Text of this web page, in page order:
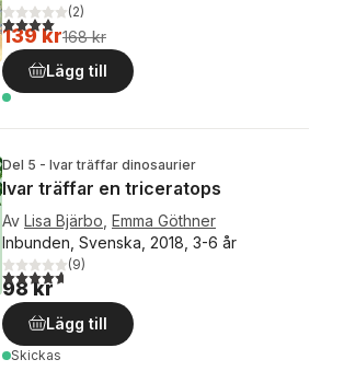
4,0utav 5 stjärnor. Totalt antal röster:
(2)
139 kr168 kr
Lägg till
Del 5 - Ivar träffar dinosaurier
Ivar träffar en triceratops
Av Lisa Bjärbo Emma Göthner
Inbunden, Svenska, 2018, 3-6 år
4,7utav 5 stjärnor. Totalt antal röster:
(9)
98 kr
Lägg till
Skickas